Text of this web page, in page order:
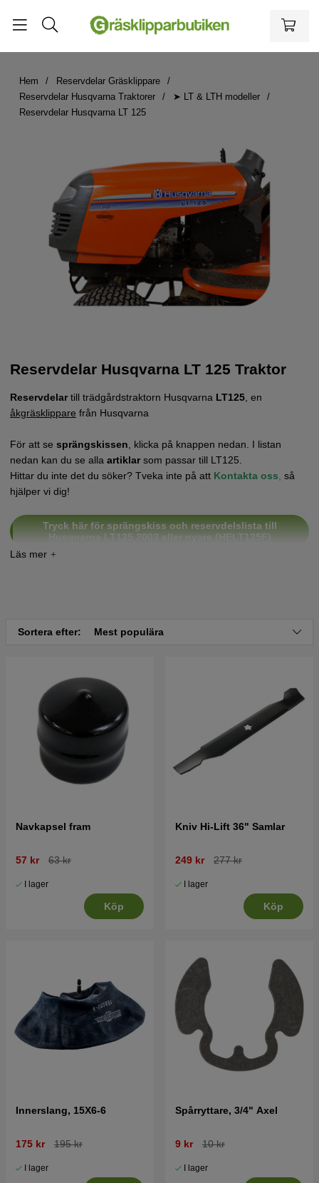
Hem
Reservdelar Gräsklippare
Reservdelar Husqvarna Traktorer
➤ LT & LTH modeller
Reservdelar Husqvarna LT 125
Reservdelar Husqvarna LT 125 Traktor
Reservdelartill trädgårdstraktorn Husqvarna LT125 , en
åkgräsklippare från Husqvarna
För att se sprängskissen , klicka på knappen nedan. I listan
nedan kan du se alla artiklarsom passar till LT125.
Hittar du inte det du söker? Tveka inte på att Kontakta oss så
hjälper vi dig!
Tryck här för sprängskiss och reservdelslista till
Husqvarna LT125 2003 eller nyare (HELT125F)
Husqvarna LT125 2001 (HELT125A)
Sortera efter: Mest populära
Navkapsel fram
57 kr 63 kr
I lager
Köp
Kniv Hi-Lift 36" Samlar
249 kr 277 kr
I lager
Köp
Innerslang, 15X6-6
175 kr 195 kr
I lager
Spårryttare, 3/4" Axel
9 kr 10 kr
I lager